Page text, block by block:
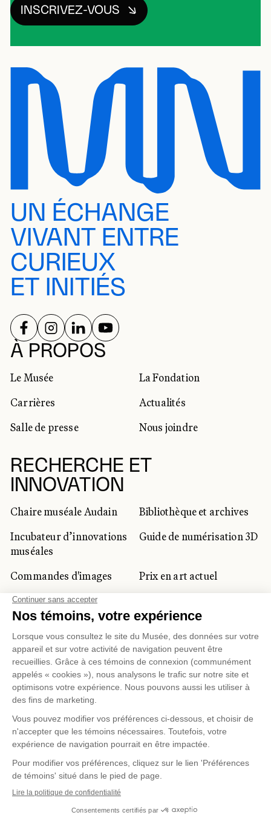
INSCRIVEZ-VOUS
UN ÉCHANGE
VIVANT ENTRE
CURIEUX
ET INITIÉS
À PROPOS
Le Musée
La Fondation
Carrières
Actualités
Salle de presse
Nous joindre
RECHERCHE ET
INNOVATION
Chaire muséale Audain
Bibliothèque et archives
Incubateur d’innovations
muséales
Guide de numérisation 3D
Commandes d'images
Prix en art actuel
Prix Lynne-Cohen
CLIENTÈLE CORPORATIVE
ET PRIVÉE
Location d'espaces
Activités corporatives
professionnels du
tourisme
RÉSEAUX SOCIAUX
SUIVEZ-NOUS SUR
SUIVEZ-NOUS SUR
SUIVEZ-NOUS SUR
SUIVEZ-NOUS SUR
Gestion des témoinsPolitique de confidentialité
Conditions d'utilisation Politique d'achat en ligne